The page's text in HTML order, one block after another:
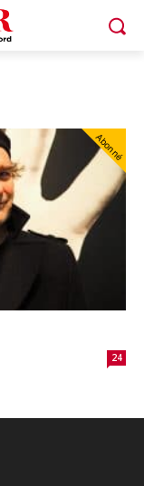
Abonné
24